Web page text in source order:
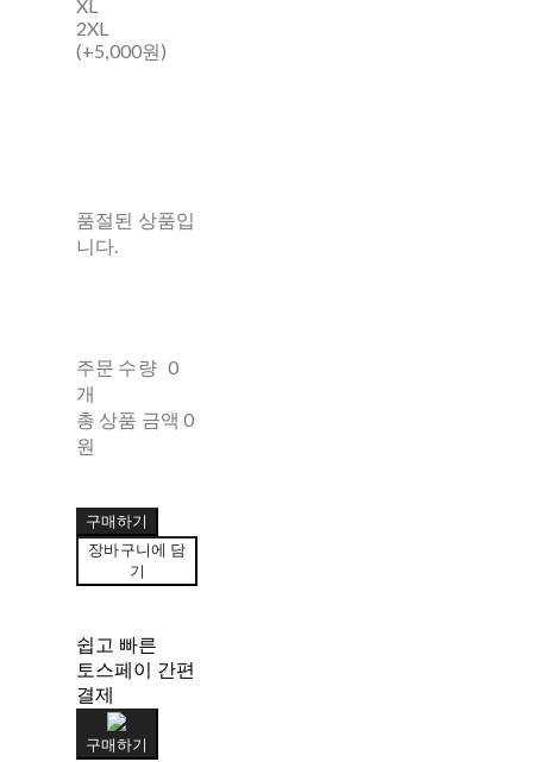
XL
2XL
(+5,000원)
품절된 상품입
니다.
주문 수량 0
개
총 상품 금액 0
원
구매하기
장바구니에 담
기
쉽고 빠른
토스페이 간편
결제
구매하기